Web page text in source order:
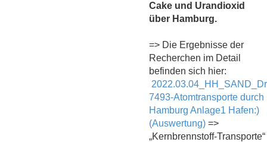
Cake und Urandioxid
über Hamburg.
=> Die Ergebnisse der
Recherchen im Detail
befinden sich hier:
7493-Atomtransporte durch
Hamburg Anlage1 Hafen:)
(Auswertung) =>
„Kernbrennstoff-Transporte“